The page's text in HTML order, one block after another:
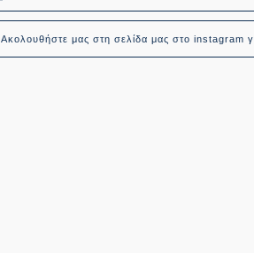
Ακολουθήστε μας στη σελίδα μας στο instagram